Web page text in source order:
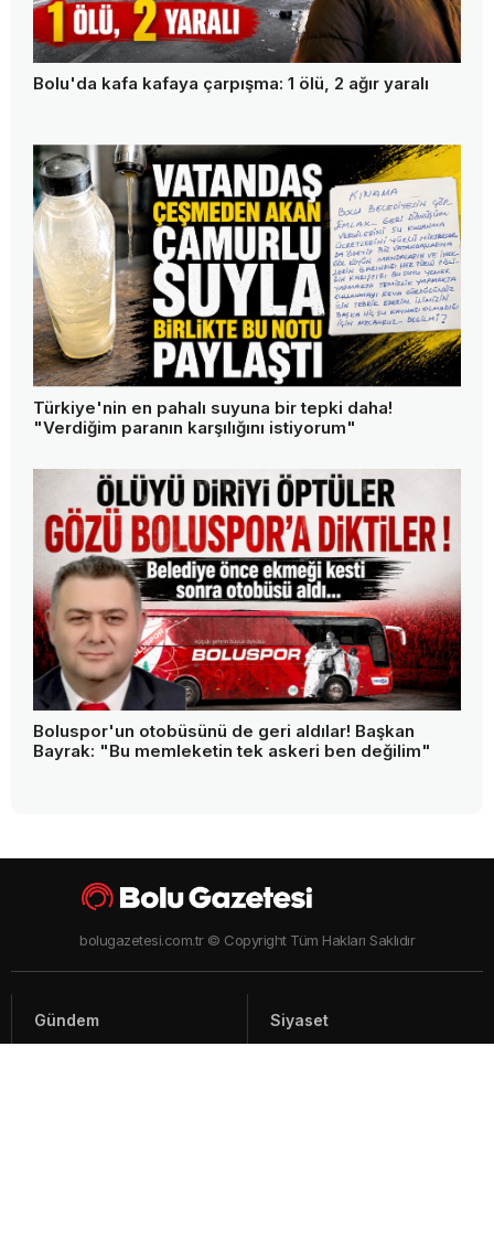
Bolu'da kafa kafaya çarpışma: 1 ölü, 2 ağır yaralı
Türkiye'nin en pahalı suyuna bir tepki daha!
"Verdiğim paranın karşılığını istiyorum"
Boluspor'un otobüsünü de geri aldılar! Başkan
Bayrak: "Bu memleketin tek askeri ben değilim"
bolugazetesi.com.tr © Copyright Tüm Hakları Saklıdır
Gündem Siyaset